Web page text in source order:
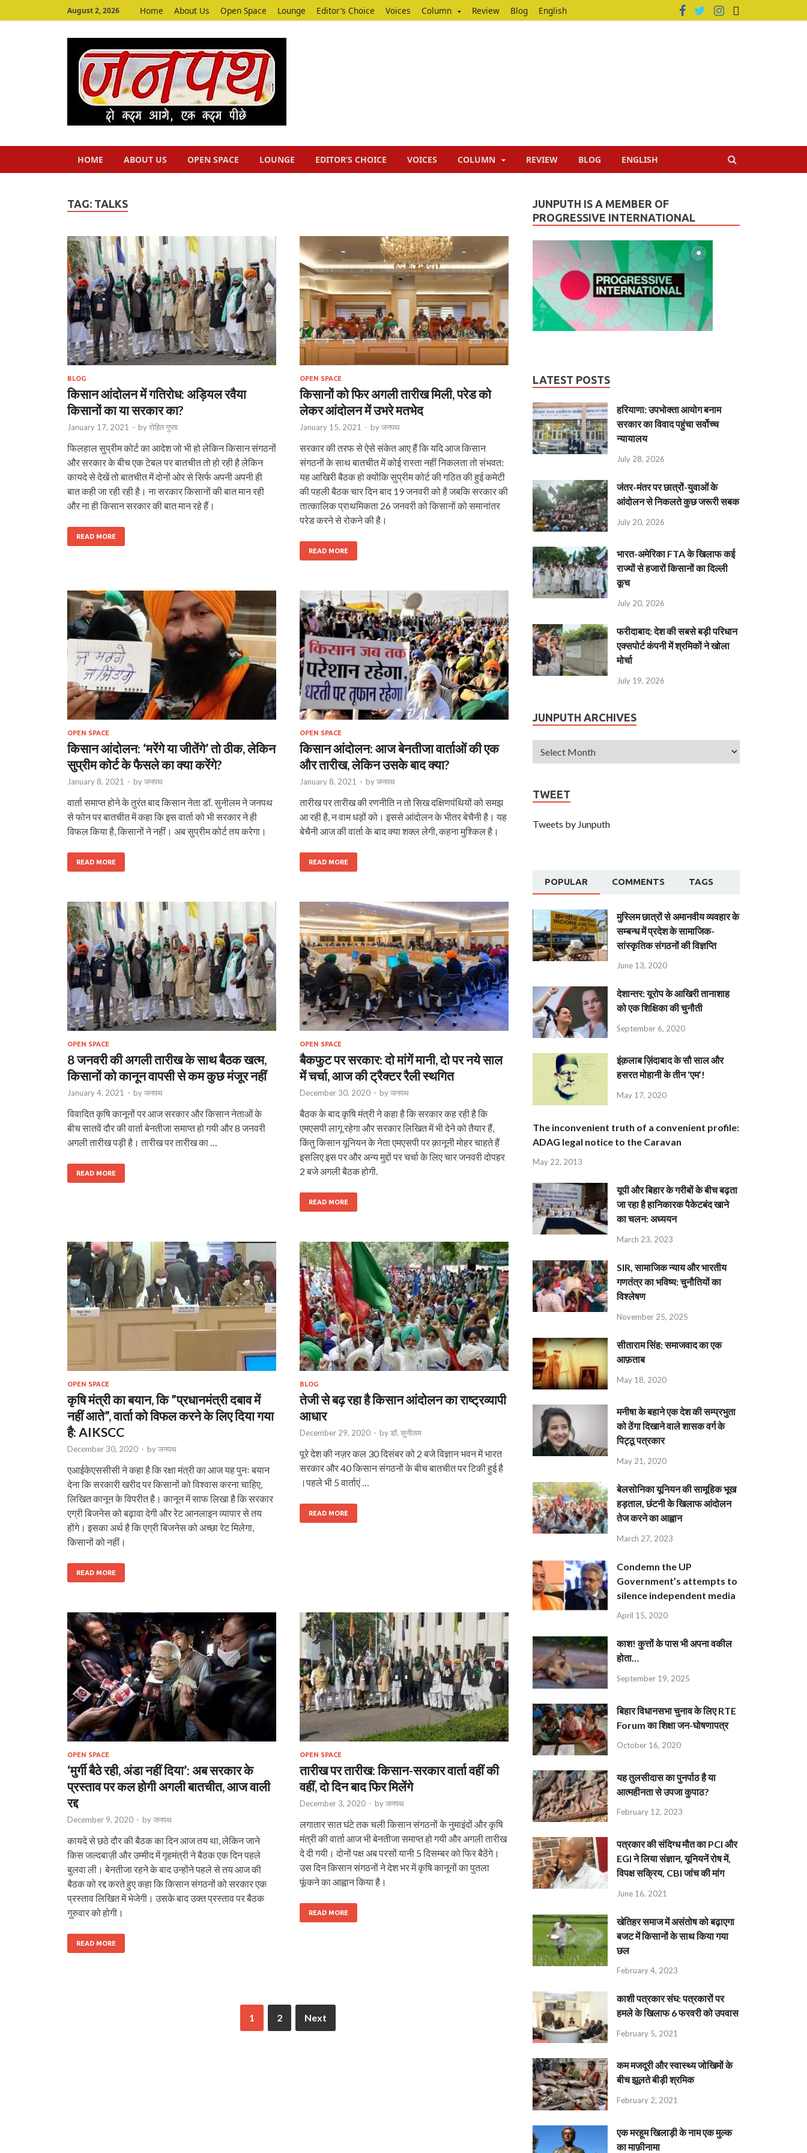
August 2, 2026 Home About Us Open Space Lounge Editor’s Choice Voices Column Review Blog English
HOME ABOUT US OPEN SPACE LOUNGE EDITOR’S CHOICE VOICES COLUMN REVIEW BLOG ENGLISH
TAG: TALKS
BLOG
किसान आंदोलन में गतिरोध: अड़ियल रवैया
किसानों का या सरकार का?
January 17, 2021 - byरोहित गुप्ता
फिलहाल सुप्रीम कोर्ट का आदेश जो भी हो लेकिन किसान संगठनों
और सरकार के बीच एक टेबल पर बातचीत तो हो रही है लेकिन
कायदे से देखें तो बातचीत में दोनों ओर से सिर्फ अपनी अपनी ही
बात कही जा रही रही है। ना सरकार किसानों की बात मान रही
और ना ही किसान सरकार की बात मान रहे हैं।
READ MORE
OPEN SPACE
किसानों को फिर अगली तारीख मिली, परेड को
लेकर आंदोलन में उभरे मतभेद
January 15, 2021 - byजनपथ
सरकार की तरफ से ऐसे संकेत आए हैं कि यदि आज किसान
संगठनों के साथ बातचीत में कोई रास्‍ता नहीं निकलता तो संभवत:
यह आखिरी बैठक हो क्‍योंकि सुप्रीम कोर्ट की गठित की हुई कमेटी
की पहली बैठक चार दिन बाद 19 जनवरी को है जबकि सरकार की
तात्‍कालिक प्राथमिकता 26 जनवरी को किसानों को समानांतर
परेड करने से रोकने की है।
READ MORE
OPEN SPACE
किसान आंदोलन: ‘मरेंगे या जीतेंगे’ तो ठीक, लेकिन
सुप्रीम कोर्ट के फैसले का क्या करेंगे?
January 8, 2021 - byजनपथ
वार्ता समाप्त होने के तुरंत बाद किसान नेता डॉ. सुनीलम ने जनपथ
से फोन पर बातचीत में कहा कि इस वार्ता को भी सरकार ने ही
विफल किया है, किसानों ने नहीं। अब सुप्रीम कोर्ट तय करेगा।
READ MORE
OPEN SPACE
किसान आंदोलन: आज बेनतीजा वार्ताओं की एक
और तारीख, लेकिन उसके बाद क्या?
January 8, 2021 - byजनपथ
तारीख पर तारीख की रणनीति न तो सिख दक्षिणपंथि‍यों को समझ
आ रही है, न वाम धड़ों को। इससे आंदोलन के भीतर बेचैनी है। यह
बेचैनी आज की वार्ता के बाद क्‍या शक्‍ल लेगी, कहना मुश्किल है।
READ MORE
OPEN SPACE
8 जनवरी की अगली तारीख के साथ बैठक खत्म,
किसानों को कानून वापसी से कम कुछ मंजूर नहीं
January 4, 2021 - byजनपथ
विवादित कृषि कानूनों पर आज सरकार और किसान नेताओं के
बीच सातवें दौर की वार्ता बेनतीजा समाप्त हो गयी और 8 जनवरी
अगली तारीख पड़ी है। तारीख पर तारीख का …
READ MORE
OPEN SPACE
बैकफुट पर सरकार: दो मांगें मानी, दो पर नये साल
में चर्चा, आज की ट्रैक्टर रैली स्थगित
December 30, 2020 - byजनपथ
बैठक के बाद कृषि मंत्री ने कहा है कि सरकार कह रही है कि
एमएसपी लागू रहेगा और सरकार लिखित में भी देने को तैयार हैं,
किंतु किसान यूनियन के नेता एमएसपी पर क़ानूनी मोहर चाहते हैं
इसलिए इस पर और अन्य मुद्दों पर चर्चा के लिए चार जनवरी दोपहर
2 बजे अगली बैठक होगी.
READ MORE
OPEN SPACE
कृषि मंत्री का बयान, कि ”प्रधानमंत्री दबाव में
नहीं आते”, वार्ता को विफल करने के लिए दिया गया
है: AIKSCC
December 30, 2020 - byजनपथ
एआईकेएससीसी ने कहा है कि रक्षा मंत्री का आज यह पुनः बयान
देना कि सरकारी खरीद पर किसानों को विश्वास करना चाहिए,
लिखित कानून के विपरीत है। कानून में साफ लिखा है कि सरकार
एग्री बिजनेस को बढ़ावा देगी और रेट आनलाइन व्यापार से तय
होंगे। इसका अर्थ है कि एग्री बिजनेस को अच्छा रेट मिलेगा,
किसानों को नहीं।
READ MORE
BLOG
तेजी से बढ़ रहा है किसान आंदोलन का राष्ट्रव्यापी
आधार
December 29, 2020 - byडॉ. सुनीलम
पूरे देश की नज़र कल 30 दिसंबर को 2 बजे विज्ञान भवन में भारत
सरकार और 40 किसान संगठनों के बीच बातचीत पर टिकी हुई है
।पहले भी 5 वार्ताएं …
READ MORE
OPEN SPACE
‘मुर्गी बैठे रही, अंडा नहीं दिया’: अब सरकार के
प्रस्‍ताव पर कल होगी अगली बातचीत, आज वाली
रद्द
December 9, 2020 - byजनपथ
कायदे से छठे दौर की बैठक का दिन आज तय था, लेकिन जाने
किस जल्‍दबाज़ी और उम्‍मीद में गृहमंत्री ने बैठक एक दिन पहले
बुलवा ली। बेनतीजा रहने के बाद उन्‍होंने पहले से तय आज की
बैठक को रद्द करते हुए कहा कि किसान संगठनों को सरकार एक
प्रस्‍ताव लिखित में भेजेगी। उसके बाद उक्‍त प्रस्‍ताव पर बैठक
गुरुवार को होगी।
READ MORE
OPEN SPACE
तारीख पर तारीख: किसान-सरकार वार्ता वहीं की
वहीं, दो दिन बाद फिर मिलेंगे
December 3, 2020 - byजनपथ
लगातार सात घंटे तक चली किसान संगठनों के नुमाइंदों और कृषि
मंत्री की वार्ता आज भी बेनतीजा समाप्‍त हो गयी और अगली तारीख
दे दी गयी। दोनों पक्ष अब परसों यानी 5 दिसम्‍बर को फिर बैठेंगे।
उस दिन किसान संगठनों ने देश भर में कृषि कानूनों का पुतला
फूंकने का आह्वान किया है।
READ MORE
1 2 Next
JUNPUTH IS A MEMBER OF
PROGRESSIVE INTERNATIONAL
LATEST POSTS
हरियाणा: उपभोक्ता आयोग बनाम
सरकार का विवाद पहुंचा सर्वोच्च
न्यायालय
July 28, 2026
जंतर-मंतर पर छात्रों-युवाओं के
आंदोलन से निकलते कुछ जरूरी सबक
July 20, 2026
भारत-अमेरिका FTA के खिलाफ कई
राज्यों से हजारों किसानों का दिल्ली
कूच
July 20, 2026
फरीदाबाद: देश की सबसे बड़ी परिधान
एक्सपोर्ट कंपनी में श्रमिकों ने खोला
मोर्चा
July 19, 2026
JUNPUTH ARCHIVES
TWEET
Tweets by Junputh
POPULAR COMMENTS TAGS
मुस्लिम छात्रों से अमानवीय व्यवहार के
सम्बन्ध में प्रदेश के सामाजिक-
सांस्कृतिक संगठनों की विज्ञप्ति
June 13, 2020
देशान्‍तर: यूरोप के आखिरी तानाशाह
को एक शिक्षिका की चुनौती
September 6, 2020
इंक़लाब ज़िंदाबाद के सौ साल और
हसरत मोहानी के तीन ‘एम’!
May 17, 2020
The inconvenient truth of a convenient profile:
ADAG legal notice to the Caravan
May 22, 2013
यूपी और बिहार के गरीबों के बीच बढ़ता
जा रहा है हानिकारक पैकेटबंद खाने
का चलन: अध्ययन
March 23, 2023
SIR, सामाजिक न्याय और भारतीय
गणतंत्र का भविष्य: चुनौतियों का
विश्लेषण
November 25, 2025
सीताराम सिंह: समाजवाद का एक
आफ़ताब
May 18, 2020
मनीषा के बहाने एक देश की सम्प्रभुता
को ठेंगा दिखाने वाले शासक वर्ग के
पिट्ठू पत्रकार
May 21, 2020
बेलसोनिका यूनियन की सामूहिक भूख
हड़ताल, छंटनी के खिलाफ आंदोलन
तेज करने का आह्वान
March 27, 2023
Condemn the UP
Government’s attempts to
silence independent media
April 15, 2020
काश! कुत्तों के पास भी अपना वकील
होता…
September 19, 2025
बिहार विधानसभा चुनाव के लिए RTE
Forum का शिक्षा जन-घोषणापत्र
October 16, 2020
यह तुलसीदास का पुनर्पाठ है या
आत्महीनता से उपजा कुपाठ?
February 12, 2023
पत्रकार की संदिग्ध मौत का PCI और
EGI ने लिया संज्ञान, यूनियनें रोष में,
विपक्ष सक्रिय, CBI जांच की मांग
June 16, 2021
खेतिहर समाज में असंतोष को बढ़ाएगा
बजट में किसानों के साथ किया गया
छल
February 4, 2023
काशी पत्रकार संघ: पत्रकारों पर
हमले के खिलाफ 6 फरवरी को उपवास
February 5, 2021
कम मजदूरी और स्वास्थ्य जोखिमों के
बीच झूलते बीड़ी श्रमिक
February 2, 2021
एक मरहूम खिलाड़ी के नाम एक मुल्क
का माफ़ीनामा